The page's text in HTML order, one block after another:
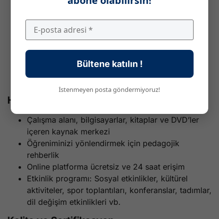
içerik oluşturması ve kelime bilgisini gerçek
bağlamlarda geliştirmesi
olarak hazırlanan dersler (dinleme, yazma,
konuşma ve okuma becerilerinin her birinde
Hizmetlerimiz
Çalışma alanı, bilgisayarlar, kitaplar ve DVD’ler
içeren kaynak merkezi
Öğreniminizi yönlendirmek için pedagojik
rehberlik
Online platforma ücretsiz ve 24 saat erişim
Etkinlik programı: Sosyal etkinlikler, kültürel
aktiviteler, spor toplantıları, konferanslar, tadımlar,
dil değişim etkinlikleri vb.
Bültene katılın !
İstenmeyen posta göndermiyoruz!